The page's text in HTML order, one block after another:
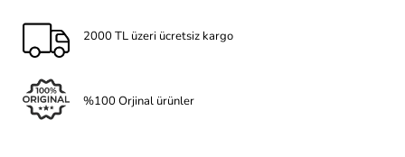
2000 TL üzeri ücretsiz kargo
%100 Orjinal ürünler